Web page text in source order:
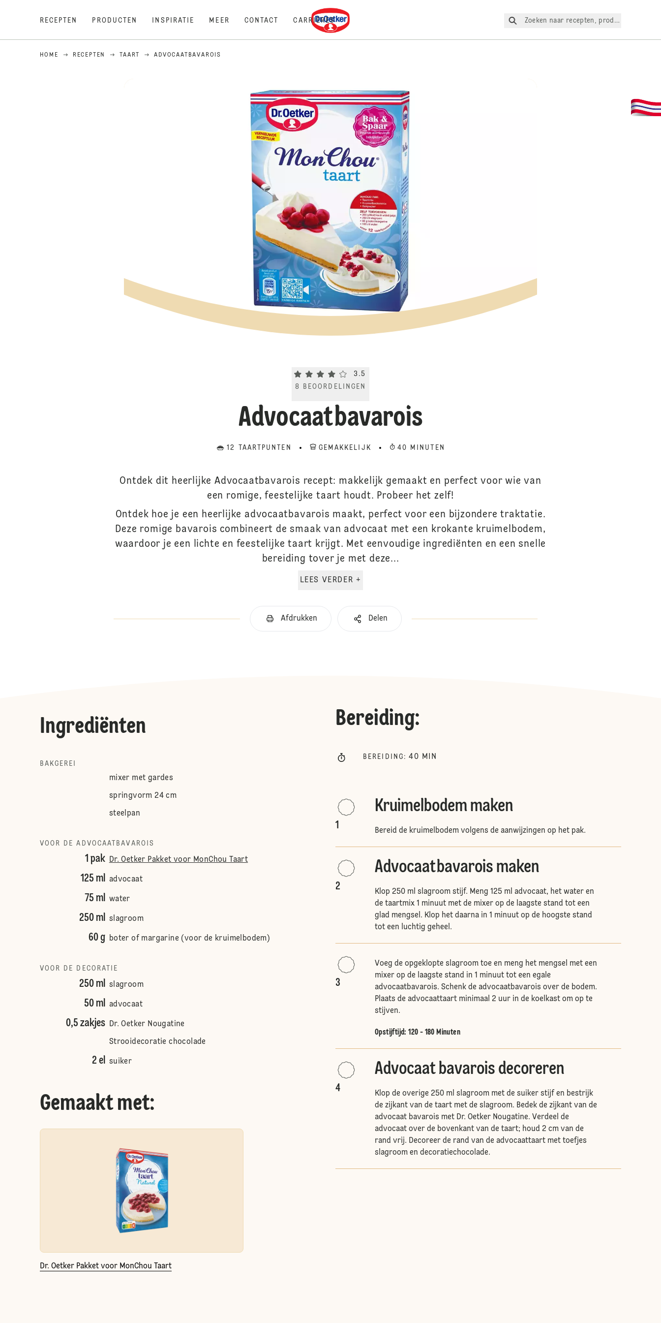
RECEPTEN PRODUCTEN INSPIRATIE MEER CONTACT CARRIÈRES
Dr. Oetker
Zoeken naar recepten, producten, enz.
HOME RECEPTEN TAART ADVOCAATBAVAROIS
Current rating 3.5. Click to rate.
3.5
8
BEOORDELINGEN
Advocaatbavarois
12 TAARTPUNTEN GEMAKKELIJK 40 MINUTEN
Ontdek dit heerlijke Advocaatbavarois recept: makkelijk gemaakt en perfect voor wie van
een romige, feestelijke taart houdt. Probeer het zelf!
Ontdek hoe je een heerlijke advocaatbavarois maakt, perfect voor een bijzondere traktatie.
Deze romige bavarois combineert de smaak van advocaat met een krokante kruimelbodem,
waardoor je een lichte en feestelijke taart krijgt. Met eenvoudige ingrediënten en een snelle
bereiding tover je met deze...
LEES VERDER +
Afdrukken Delen
Ingrediënten
BAKGEREI
mixer met gardes
springvorm 24 cm
steelpan
VOOR DE ADVOCAATBAVAROIS
1 pak Dr. Oetker Pakket voor MonChou Taart
125 ml advocaat
75 ml water
250 ml slagroom
60 g boter of margarine (voor de kruimelbodem)
VOOR DE DECORATIE
250 ml slagroom
50 ml advocaat
0,5 zakjes Dr. Oetker Nougatine
Strooidecoratie chocolade
2 el suiker
Gemaakt met:
Dr. Oetker Pakket voor MonChou Taart
Bereiding:
BEREIDING : 40 MIN
1
Kruimelbodem maken
Bereid de kruimelbodem volgens de aanwijzingen op het pak.
2
Advocaatbavarois maken
Klop 250 ml slagroom stijf. Meng 125 ml advocaat, het water en
de taartmix 1 minuut met de mixer op de laagste stand tot een
glad mengsel. Klop het daarna in 1 minuut op de hoogste stand
tot een luchtig geheel.
3
Voeg de opgeklopte slagroom toe en meng het mengsel met een
mixer op de laagste stand in 1 minuut tot een egale
advocaatbavarois. Schenk de advocaatbavarois over de bodem.
Plaats de advocaattaart minimaal 2 uur in de koelkast om op te
stijven.
Opstijftijd: 120 - 180 Minuten
4
Advocaat bavarois decoreren
Klop de overige 250 ml slagroom met de suiker stijf en bestrijk
de zijkant van de taart met de slagroom. Bedek de zijkant van de
advocaat bavarois met Dr. Oetker Nougatine. Verdeel de
advocaat over de bovenkant van de taart; houd 2 cm van de
rand vrij. Decoreer de rand van de advocaattaart met toefjes
slagroom en decoratiechocolade.